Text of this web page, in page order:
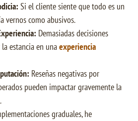
Si el cliente siente que todo es un
vernos como abusivos.
Demasiadas decisiones
estancia en unaexperiencia
Reseñas negativas por
pueden impactar gravemente la
graduales, he